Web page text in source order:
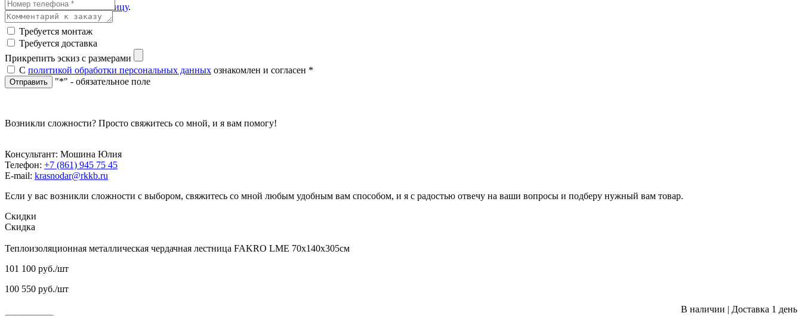
Перейти наглавную страницу.
Требуется монтаж
Требуется доставка
Прикрепить эскиз с размерами
С политикой обработки персональных данных ознакомлен и согласен *
Отправить "*" - обязательное поле
Возникли сложности? Просто свяжитесь со мной, и я вам помогу!
Консультант: Мошина Юлия
Телефон: +7 (861) 945 75 45
E-mail: krasnodar@rkkb.ru
Если у вас возникли сложности с выбором, свяжитесь со мной любым удобным вам способом, и я с радостью отвечу на ваши вопросы и подберу нужный вам товар.
Скидки
Скидка
Теплоизоляционная металлическая чердачная лестница FAKRO LME 70х140х305см
101 100 руб./шт
100 550 руб./шт
В наличии | Доставка 1 день